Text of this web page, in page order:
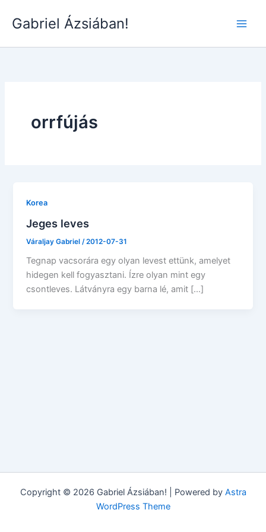
Gabriel Ázsiában!
orrfújás
Korea
Jeges leves
Váraljay Gabriel /2012-07-31
Tegnap vacsorára egy olyan levest ettünk, amelyet
hidegen kell fogyasztani. Ízre olyan mint egy
csontleves. Látványra egy barna lé, amit […]
Copyright © 2026 Gabriel Ázsiában! | Powered by Astra
WordPress Theme